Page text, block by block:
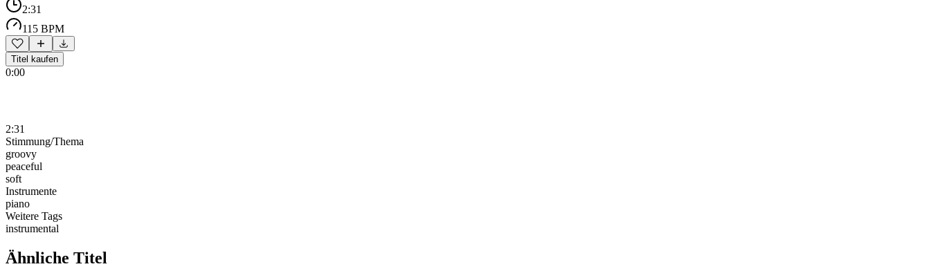
2:31
115 BPM
Titel kaufen
0:00
2:31
Stimmung/Thema
groovy
peaceful
soft
Instrumente
piano
Weitere Tags
instrumental
Ähnliche Titel